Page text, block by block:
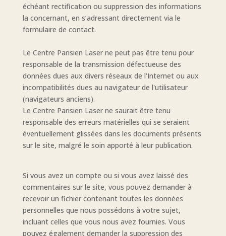
échéant rectification ou suppression des informations
la concernant, en s’adressant directement via le
formulaire de contact.
Le Centre Parisien Laser ne peut pas être tenu pour
responsable de la transmission défectueuse des
données dues aux divers réseaux de l'Internet ou aux
incompatibilités dues au navigateur de l'utilisateur
(navigateurs anciens).
Le Centre Parisien Laser ne saurait être tenu
responsable des erreurs matérielles qui se seraient
éventuellement glissées dans les documents présents
sur le site, malgré le soin apporté à leur publication.
Si vous avez un compte ou si vous avez laissé des
commentaires sur le site, vous pouvez demander à
recevoir un fichier contenant toutes les données
personnelles que nous possédons à votre sujet,
incluant celles que vous nous avez fournies. Vous
pouvez également demander la suppression des